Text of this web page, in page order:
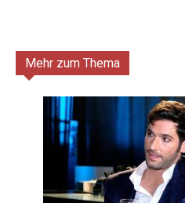
Mehr zum Thema